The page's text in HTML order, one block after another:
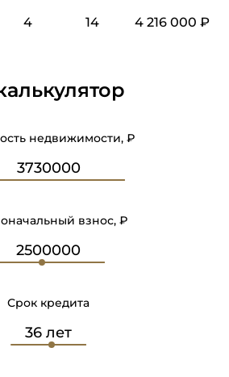
4 14 4 216 000 ₽
недвижимости, ₽
взнос, ₽
Срок кредита